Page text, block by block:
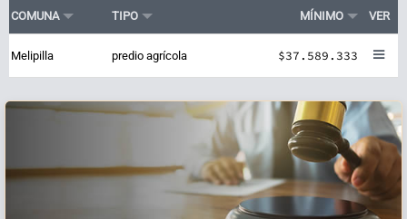
COMUNA TIPO MÍNIMO VER
Melipilla predio agrícola $37.589.333